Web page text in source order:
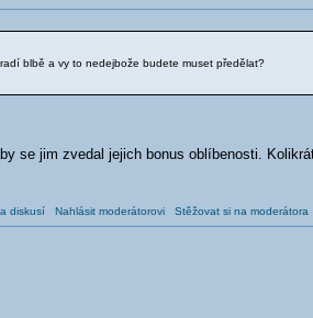
blbě a vy to nedejbože budete muset předělat?
se jim zvedal jejich bonus oblíbenosti.
diskusí Nahlásit moderátorovi Stěžovat si na moderátora